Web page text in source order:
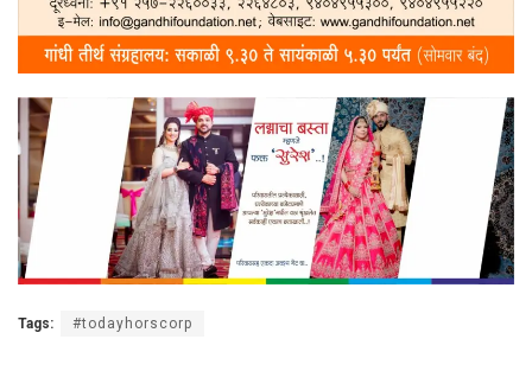
Tags: #todayhorscorp